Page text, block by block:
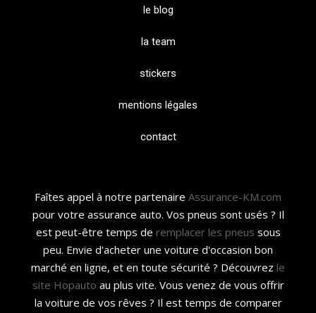
le blog
la team
stickers
mentions légales
contact
Faîtes appel à notre partenaire Assurance-KM.com
pour votre assurance auto. Vos pneus sont usés ? Il
est peut-être temps de remplacer les pneus sous
peu. Envie d'acheter une voiture d'occasion bon
marché en ligne, et en toute sécurité ? Découvrez le
site Hopauto au plus vite. Vous venez de vous offrir
la voiture de vos rêves ? Il est temps de comparer